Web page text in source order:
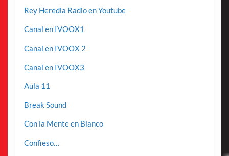
Rey Heredia Radio en Youtube
Canal en IVOOX1
Canal en IVOOX 2
Canal en IVOOX3
Aula 11
Break Sound
Con la Mente en Blanco
Confieso…